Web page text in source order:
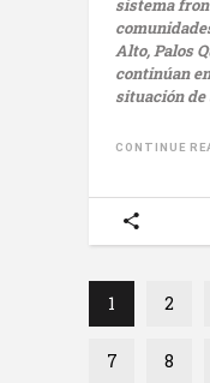
Alto, Palos
continúan
situación
CONTINUE
1 2
7 8